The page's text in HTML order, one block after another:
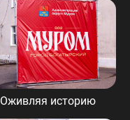
Оживляя историю